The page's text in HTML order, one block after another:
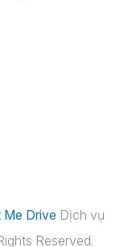
Drive Dịch vụ
Reserved.